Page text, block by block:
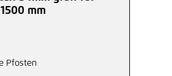
mm
Pfosten